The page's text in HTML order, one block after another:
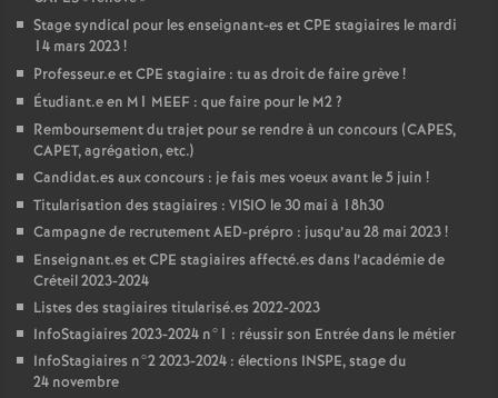
Stage syndical pour les enseignant-es etCPE stagiaires le mardi
14 mars 2023!
Professeur.e etCPE stagiaire : tu as droit de faire grève!
Étudiant.e en M1 MEEF : que faire pour le M2?
Remboursement du trajet pour se rendre à un concours (CAPES,
CAPET, agrégation, etc.)
Candidat.es aux concours : je fais mes voeux avant le 5 juin !
Titularisation des stagiaires : VISIO le 30 mai à 18h30
Campagne de recrutementAED-prépro : jusqu’au 28 mai 2023!
Enseignant.es etCPE stagiaires affecté.es dans l’académie de
Créteil 2023-2024
Listes des stagiaires titularisé.es 2022-2023
InfoStagiaires 2023-2024 n°1 : réussir son Entrée dans le métier
InfoStagiaires n°2 2023-2024 : élections INSPE, stage du
24 novembre